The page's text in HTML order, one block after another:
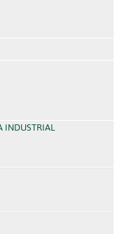
INDUSTRIAL